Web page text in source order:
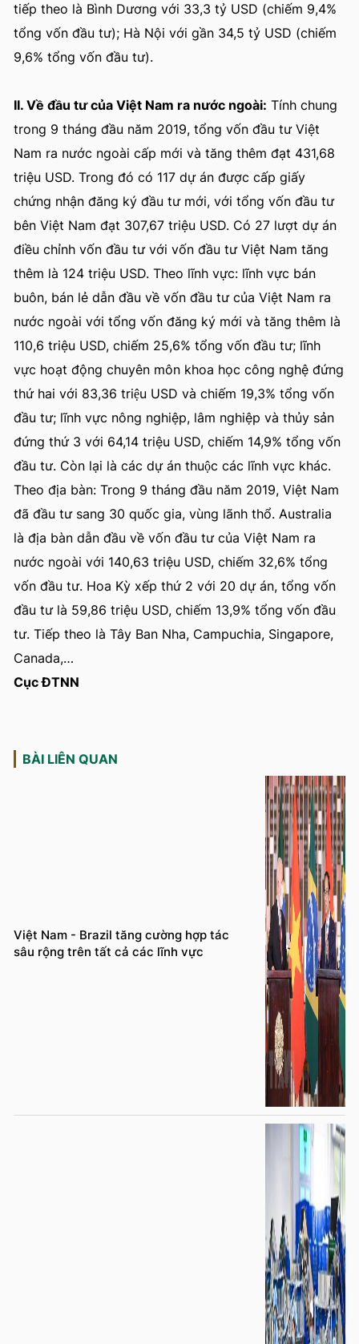
tiếp theo là Bình Dương với 33,3 tỷ USD (chiếm 9,4%
tổng vốn đầu tư); Hà Nội với gần 34,5 tỷ USD (chiếm
9,6% tổng vốn đầu tư).
II. Về đầu tư của Việt Nam ra nước ngoài: Tính chung
trong 9 tháng đầu năm 2019, tổng vốn đầu tư Việt
Nam ra nước ngoài cấp mới và tăng thêm đạt 431,68
triệu USD. Trong đó có 117 dự án được cấp giấy
chứng nhận đăng ký đầu tư mới, với tổng vốn đầu tư
bên Việt Nam đạt 307,67 triệu USD. Có 27 lượt dự án
điều chỉnh vốn đầu tư với vốn đầu tư Việt Nam tăng
thêm là 124 triệu USD. Theo lĩnh vực: lĩnh vực bán
buôn, bán lẻ dẫn đầu về vốn đầu tư của Việt Nam ra
nước ngoài với tổng vốn đăng ký mới và tăng thêm là
110,6 triệu USD, chiếm 25,6% tổng vốn đầu tư; lĩnh
vực hoạt động chuyên môn khoa học công nghệ đứng
thứ hai với 83,36 triệu USD và chiếm 19,3% tổng vốn
đầu tư; lĩnh vực nông nghiệp, lâm nghiệp và thủy sản
đứng thứ 3 với 64,14 triệu USD, chiếm 14,9% tổng vốn
đầu tư. Còn lại là các dự án thuộc các lĩnh vực khác.
Theo địa bàn: Trong 9 tháng đầu năm 2019, Việt Nam
đã đầu tư sang 30 quốc gia, vùng lãnh thổ. Australia
là địa bàn dẫn đầu về vốn đầu tư của Việt Nam ra
nước ngoài với 140,63 triệu USD, chiếm 32,6% tổng
vốn đầu tư. Hoa Kỳ xếp thứ 2 với 20 dự án, tổng vốn
đầu tư là 59,86 triệu USD, chiếm 13,9% tổng vốn đầu
tư. Tiếp theo là Tây Ban Nha, Campuchia, Singapore,
Canada,…
Cục ĐTNN
BÀI LIÊN QUAN
Việt Nam - Brazil tăng cường hợp tác
sâu rộng trên tất cả các lĩnh vực